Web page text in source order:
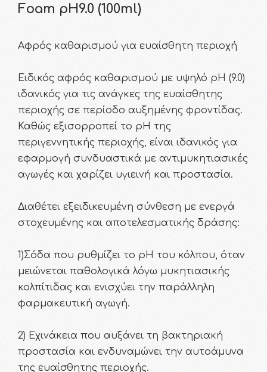
Foam pH9.0 (100ml)
Αφρός καθαρισμού για ευαίσθητη περιοχή
Ειδικός αφρός καθαρισμού με υψηλό pH (9.0)
ιδανικός για τις ανάγκες της ευαίσθητης
περιοχής σε περίοδο αυξημένης φροντίδας.
Καθώς εξισορροπεί το pH της
περιγεννητικής περιοχής, είναι ιδανικός για
εφαρμογή συνδυαστικά με αντιμυκητιασικές
αγωγές και χαρίζει υγιεινή και προστασία.
Διαθέτει εξειδικευμένη σύνθεση με ενεργά
στοχευμένης και αποτελεσματικής δράσης:
1)Σόδα που ρυθμίζει το pH του κόλπου, όταν
μειώνεται παθολογικά λόγω μυκητιασικής
κολπίτιδας και ενισχύει την παράλληλη
φαρμακευτική αγωγή.
2) Εχινάκεια που αυξάνει τη βακτηριακή
προστασία και ενδυναμώνει την αυτοάμυνα
της ευαίσθητης περιοχής.